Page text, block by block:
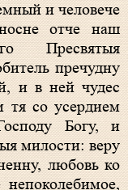
отче наш
Пресвятыя
пречудну
и в ней чудес
со усердием
Богу, и
милости: веру
любовь ко
непоколебимое,